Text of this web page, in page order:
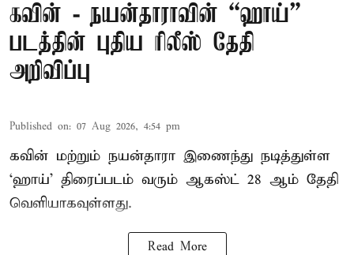
கவின் - நயன்தாராவின் “ஹாய்”
படத்தின் புதிய ரிலீஸ் தேதி
அறிவிப்பு
Published on: 07 Aug 2026, 4:54 pm
கவின் மற்றும் நயன்தாரா இணைந்து நடித்துள்ள
‘ஹாய்’ திரைப்படம் வரும் ஆகஸ்ட் 28 ஆம் தேதி
வெளியாகவுள்ளது.
Read More